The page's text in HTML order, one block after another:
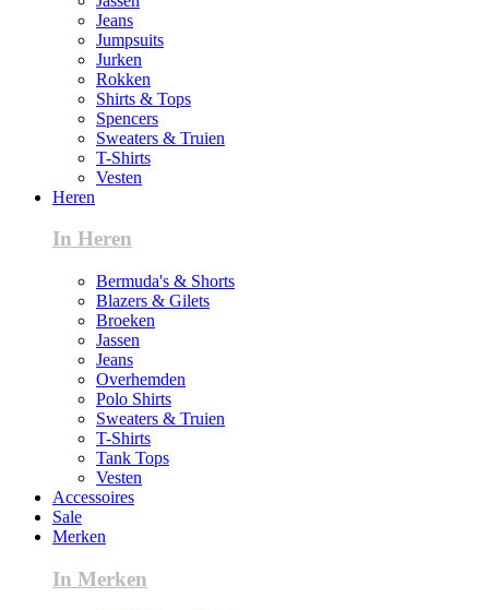
Jeans
Jumpsuits
Jurken
Rokken
Shirts & Tops
Spencers
Sweaters & Truien
T-Shirts
Vesten
Heren
In Heren
Bermuda's & Shorts
Blazers & Gilets
Broeken
Jassen
Jeans
Overhemden
Polo Shirts
Sweaters & Truien
T-Shirts
Tank Tops
Vesten
Accessoires
Sale
Merken
In Merken